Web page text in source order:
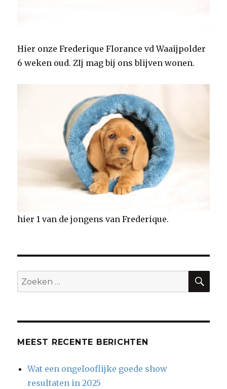
Hier onze Frederique Florance vd Waaijpolder
6 weken oud. ZIj mag bij ons blijven wonen.
hier 1 van de jongens van Frederique.
Zoeken
naar:
MEEST RECENTE BERICHTEN
Wat een ongelooflijke goede show
resultaten in 2025